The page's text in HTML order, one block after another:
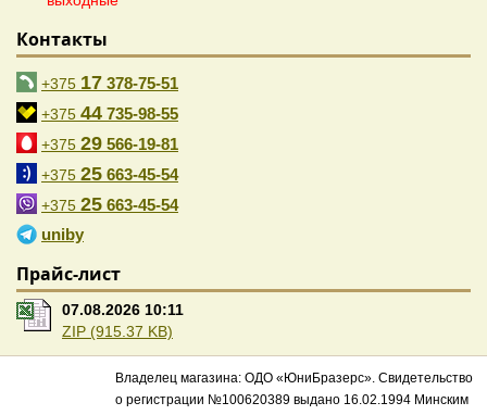
Контакты
+375 17 378-75-51
+375 44 735-98-55
+375 29 566-19-81
+375 25 663-45-54
+375 25 663-45-54
uniby
Прайс-лист
07.08.2026 10:11
ZIP (915.37 KB)
Владелец магазина: ОДО «ЮниБразерс». Свидетельство
о регистрации №100620389 выдано 16.02.1994 Минским